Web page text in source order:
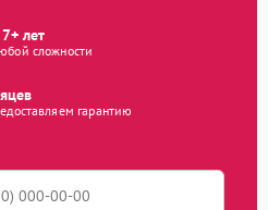
лет
сложности
гарантию